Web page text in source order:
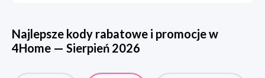
Najlepsze kody rabatowe i promocje w
4Home — Sierpień 2026